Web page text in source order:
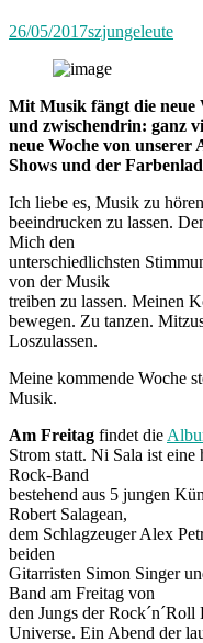
26/05/2017szjungeleute
Mit Musik fängt die neue
und zwischendrin: ganz
neue Woche von unserer
Shows und der
Ich liebe es, Musik zu
beeindrucken zu lassen.
Mich den
unterschiedlichsten
von der Musik
treiben zu lassen. Meinen
bewegen. Zu tanzen.
Loszulassen.
Meine kommende Woche
Musik.
Am Freitag findet die
Strom statt. Ni Sala ist eine
Rock-Band
bestehend aus 5 jungen
Robert Salagean,
dem Schlagzeuger Alex
beiden
Gitarristen Simon Singer
Band am Freitag von
den Jungs der Rock´n´Roll
Universe. Ein Abend der